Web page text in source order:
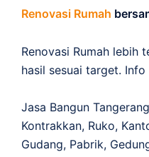
Renovasi Rumah
Renovasi Rumah lebih
hasil sesuai target. Info
Jasa Bangun
Kontrakkan, Ruko,
Gudang, Pabrik,